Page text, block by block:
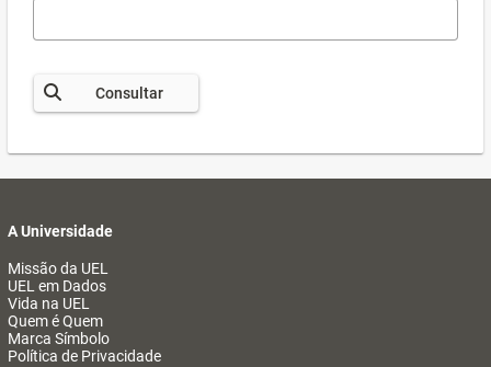
Consultar
A Universidade
Missão da UEL
UEL em Dados
Vida na UEL
Quem é Quem
Marca Símbolo
Política de Privacidade